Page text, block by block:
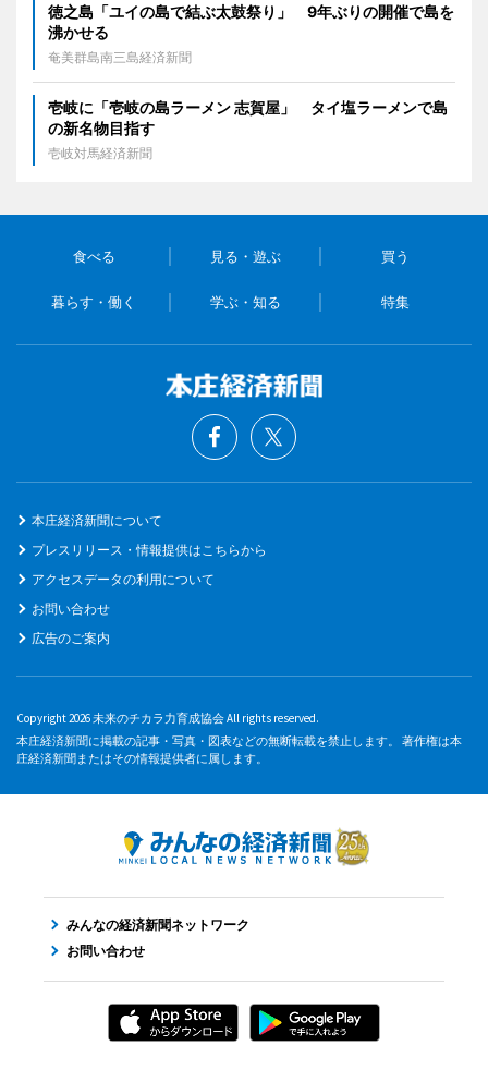
徳之島「ユイの島で結ぶ太鼓祭り」 9年ぶりの開催で島を
沸かせる
奄美群島南三島経済新聞
壱岐に「壱岐の島ラーメン 志賀屋」 タイ塩ラーメンで島
の新名物目指す
壱岐対馬経済新聞
食べる 見る・遊ぶ 買う
暮らす・働く 学ぶ・知る 特集
本庄経済新聞について
プレスリリース・情報提供はこちらから
アクセスデータの利用について
お問い合わせ
広告のご案内
Copyright 2026 未来のチカラ力育成協会 All rights reserved.
本庄経済新聞に掲載の記事・写真・図表などの無断転載を禁止します。 著作権は本
庄経済新聞またはその情報提供者に属します。
みんなの経済新聞ネットワーク
お問い合わせ